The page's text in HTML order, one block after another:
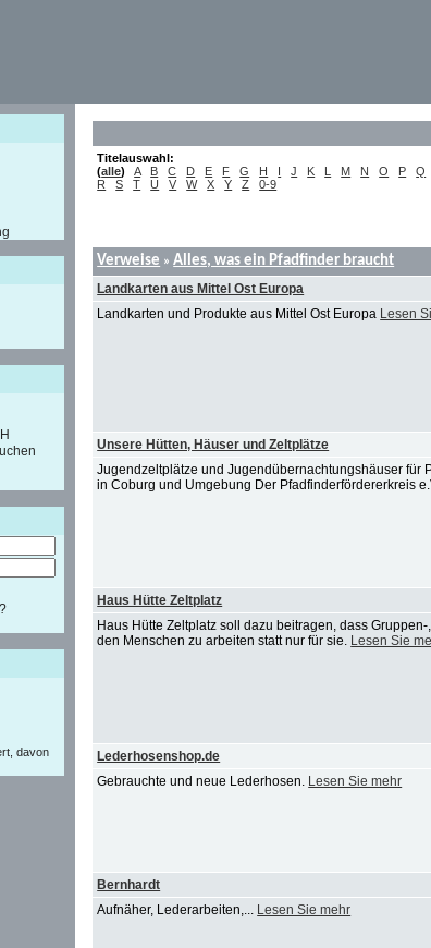
davon
Titelauswahl:
(alle) A B C D E F G H I J K L M N O P
Q
R
S T U V W X Y Z 0-9
Verweise »Alles, was ein Pfadfinder braucht
Landkarten aus Mittel Ost Europa
Landkarten und Produkte aus Mittel Ost Europa Lesen
Unsere Hütten, Häuser und Zeltplätze
Jugendzeltplätze und Jugendübernachtungshäuser für
in Coburg und Umgebung Der Pfadfinderfördererkreis
Haus Hütte Zeltplatz
Haus Hütte Zeltplatz soll dazu beitragen, dass
den Menschen zu arbeiten statt nur für sie. Lesen Sie
Lederhosenshop.de
Gebrauchte und neue Lederhosen. Lesen Sie mehr
Bernhardt
Aufnäher, Lederarbeiten,... Lesen Sie mehr